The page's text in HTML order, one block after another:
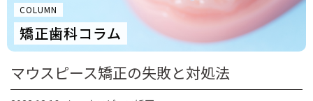
COLUMN
矯正歯科コラム
マウスピース矯正の失敗と対処法